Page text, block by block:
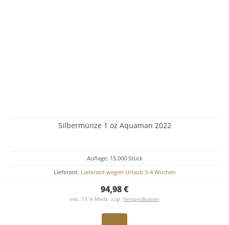
Silbermünze 1 oz Aquaman 2022
Auflage: 15.000 Stück
Lieferzeit: Lieferzeit wegen Urlaub 3-4 Wochen
94,98 €
inkl. 19 % MwSt. zzgl. Versandkosten